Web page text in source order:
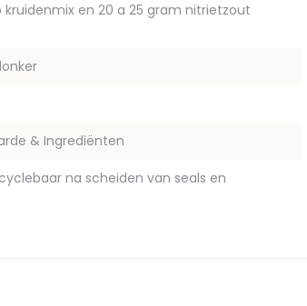
kruidenmix en 20 a 25 gram nitrietzout
& Ingrediënten
na scheiden van seals en